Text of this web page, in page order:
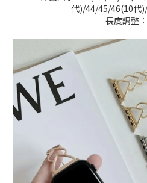
代)/44/45/46(10代
長度調整